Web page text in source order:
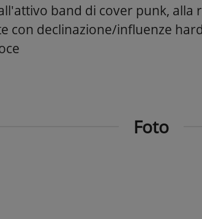
band di cover punk, alla
con declinazione/influenze
Foto